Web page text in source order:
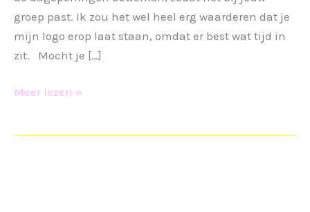
groep past. Ik zou het wel heel erg waarderen dat je
mijn logo erop laat staan, omdat er best wat tijd in
zit. Mocht je […]
Dagopeningen
Meer lezen »